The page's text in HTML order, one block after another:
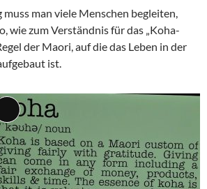
man viele Menschen begleiten,
wie zum Verständnis für das „Koha-
der Maori, auf die das Leben in der
ist.
Lange
Beschreibung